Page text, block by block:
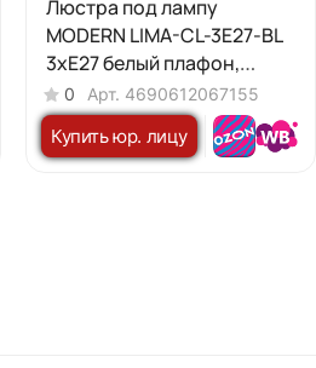
Люстра под лампу
MODERN LIMA-CL-3E27-BL
3хЕ27 белый плафон,
черный корпус IN HOME
0 Арт. 4690612067155
Купить юр. лицу